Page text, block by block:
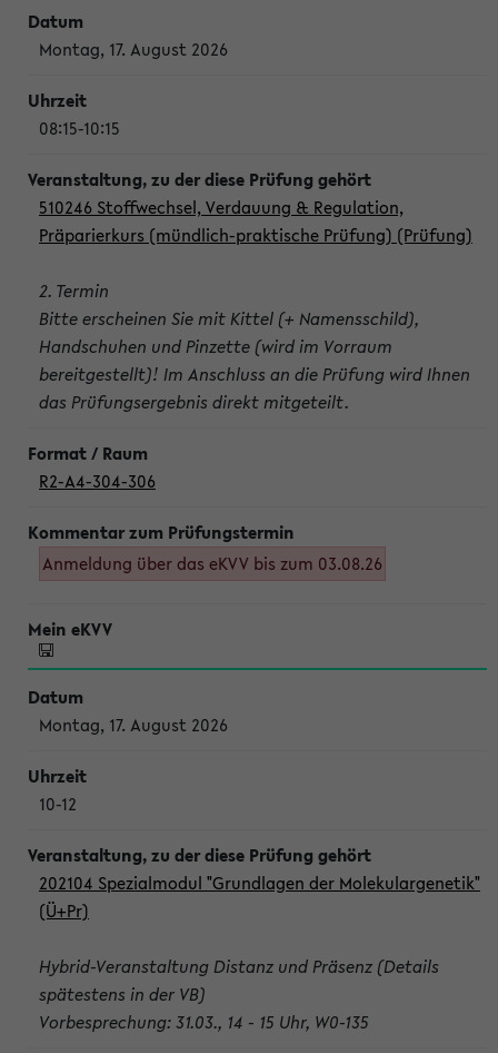
Montag, 17. August 2026
08:15-10:15
510246 Stoffwechsel, Verdauung & Regulation,
Präparierkurs (mündlich-praktische Prüfung) (Prüfung)
2. Termin
Bitte erscheinen Sie mit Kittel (+ Namensschild),
Handschuhen und Pinzette (wird im Vorraum
bereitgestellt)! Im Anschluss an die Prüfung wird Ihnen
das Prüfungsergebnis direkt mitgeteilt.
R2-A4-304-306
Anmeldung über das eKVV bis zum 03.08.26
Montag, 17. August 2026
10-12
202104 Spezialmodul "Grundlagen der Molekulargenetik"
(Ü+Pr)
Hybrid-Veranstaltung Distanz und Präsenz (Details
spätestens in der VB)
Vorbesprechung: 31.03., 14 - 15 Uhr, W0-135